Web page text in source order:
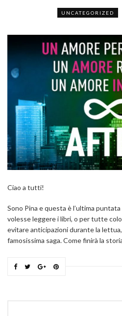
UNCATEGORIZED
Ciao a tutti!
Sono Pina e questa è l’ultima
volesse leggere i libri, o per tutte
evitare anticipazioni durante la
famosissima saga. Come finirà la